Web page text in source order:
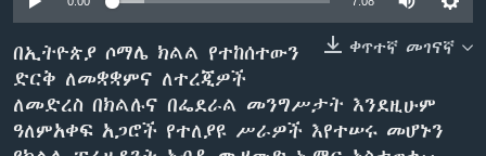
ቋንቋዎች
ቀጥተኛ መገናኛ
በኢትዮጵያ ሶማሌ ክልል የተከሰተውን
ድርቅ ለመቋቋምና ለተረጂዎች
ለመድረስ በክልሉና በፌደራል መንግሥታት እንደዚሁም
ዓለምአቀፍ አጋሮች የተለያዩ ሥራዎች እየተሠሩ መሆኑን